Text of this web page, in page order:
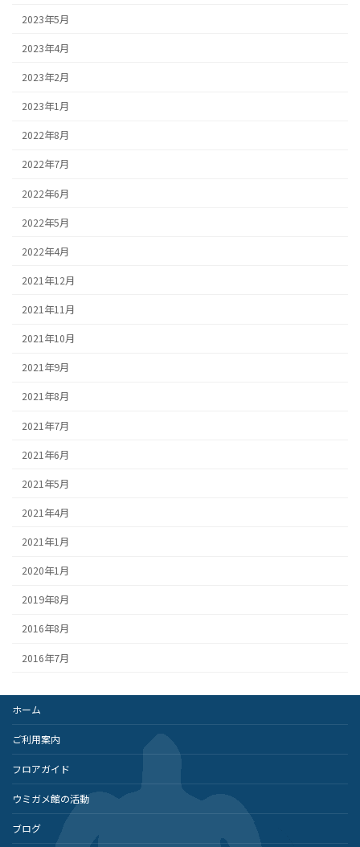
2023年5月
2023年4月
2023年2月
2023年1月
2022年8月
2022年7月
2022年6月
2022年5月
2022年4月
2021年12月
2021年11月
2021年10月
2021年9月
2021年8月
2021年7月
2021年6月
2021年5月
2021年4月
2021年1月
2020年1月
2019年8月
2016年8月
2016年7月
ホーム
ご利用案内
フロアガイド
ウミガメ館の活動
ブログ